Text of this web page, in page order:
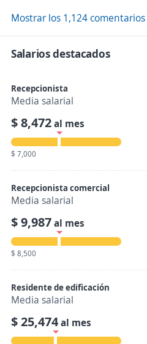
Mostrar los 1,124 comentarios
Salarios destacados
Recepcionista
Media salarial
$ 8,472al mes
$ 7,000
Recepcionista comercial
Media salarial
$ 9,987al mes
$ 8,500
Residente de edificación
Media salarial
$ 25,474al mes